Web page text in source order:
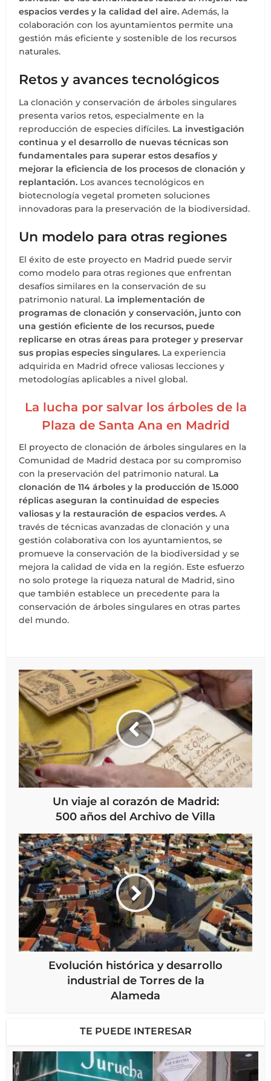
espacios verdes y la calidad del aire. Además, la
colaboración con los ayuntamientos permite una
gestión más eficiente y sostenible de los recursos
naturales.
Retos y avances tecnológicos
La clonación y conservación de árboles singulares
presenta varios retos, especialmente en la
reproducción de especies difíciles. La investigación
continua y el desarrollo de nuevas técnicas son
fundamentales para superar estos desafíos y
mejorar la eficiencia de los procesos de clonación y
replantación. Los avances tecnológicos en
biotecnología vegetal prometen soluciones
innovadoras para la preservación de la biodiversidad.
Un modelo para otras regiones
El éxito de este proyecto en Madrid puede servir
como modelo para otras regiones que enfrentan
desafíos similares en la conservación de su
patrimonio natural. La implementación de
programas de clonación y conservación, junto con
una gestión eficiente de los recursos, puede
replicarse en otras áreas para proteger y preservar
sus propias especies singulares. La experiencia
adquirida en Madrid ofrece valiosas lecciones y
metodologías aplicables a nivel global.
La lucha por salvar los árboles de la
Plaza de Santa Ana en Madrid
El proyecto de clonación de árboles singulares en la
Comunidad de Madrid destaca por su compromiso
con la preservación del patrimonio natural. La
clonación de 114 árboles y la producción de 15.000
réplicas aseguran la continuidad de especies
valiosas y la restauración de espacios verdes. A
través de técnicas avanzadas de clonación y una
gestión colaborativa con los ayuntamientos, se
promueve la conservación de la biodiversidad y se
mejora la calidad de vida en la región. Este esfuerzo
no solo protege la riqueza natural de Madrid, sino
que también establece un precedente para la
conservación de árboles singulares en otras partes
del mundo.
Un viaje al corazón de Madrid:
500 años del Archivo de Villa
Evolución histórica y desarrollo
industrial de Torres de la
Alameda
TE PUEDE INTERESAR